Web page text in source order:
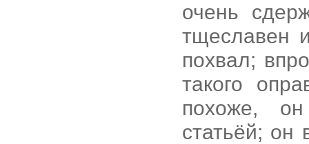
очень
тщеславен
похвал;
такого
похоже,
статьёй; он